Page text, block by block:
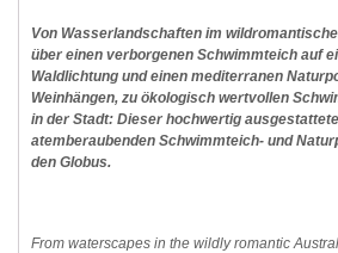
Von Wasserlandschaften im
über einen verborgenen Schwimmteich auf
Waldlichtung und einen mediterranen
Weinhängen, zu ökologisch wertvollen
in der Stadt: Dieser hochwertig
atemberaubenden Schwimmteich- und
den Globus.
From waterscapes in the wildly romantic